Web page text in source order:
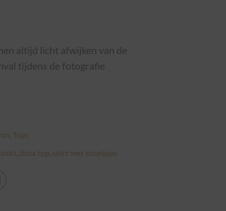
altijd licht afwijken van de
tijdens de fotografie
Tops
ibiza top shirt met schelpjes